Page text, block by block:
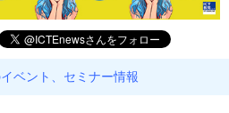
ベント、セミナー情報